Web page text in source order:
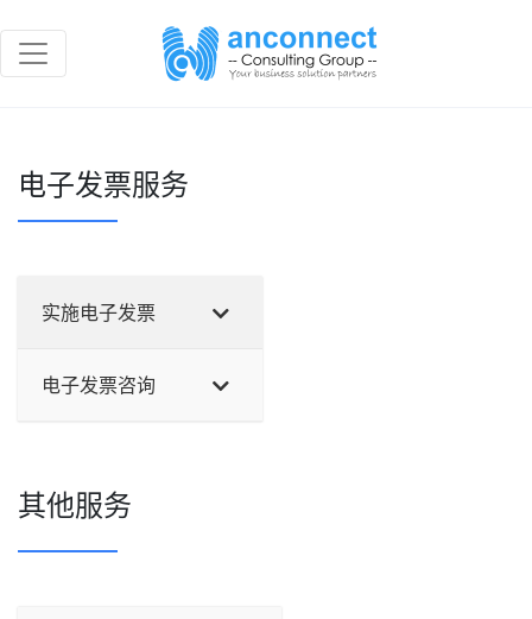
电子发票服务
实施电子发票
电子发票咨询
其他服务